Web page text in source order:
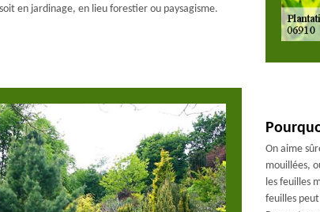
en jardinage, en lieu forestier ou paysagisme.
On aime
mouillées,
les feuilles
feuilles